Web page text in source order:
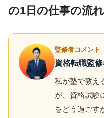
の1日の仕事の流れ
監修者コメント
資格転職監
私が塾で教え
が、資格試験
をどう過ごす